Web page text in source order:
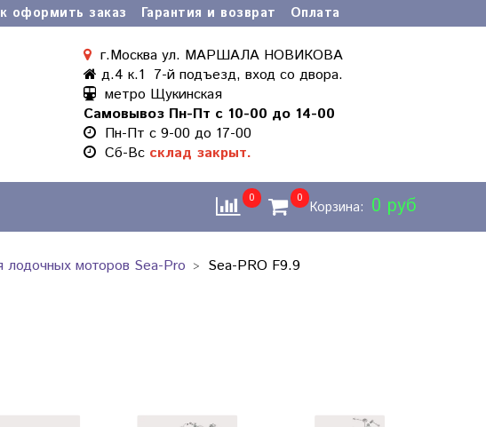
оформить заказ Гарантия и возврат Оплата
г.Москва ул. МАРШАЛА НОВИКОВА
д.4 к.1 7-й подъезд, вход со двора.
метро Щукинская
Самовывоз Пн-Пт с 10-00 до 14-00
Пн-Пт с 9-00 до 17-00
Cб-Вс склад закрыт.
0 0
Корзина: 0 руб
лодочных моторов Sea-Pro Sea-PRO F9.9